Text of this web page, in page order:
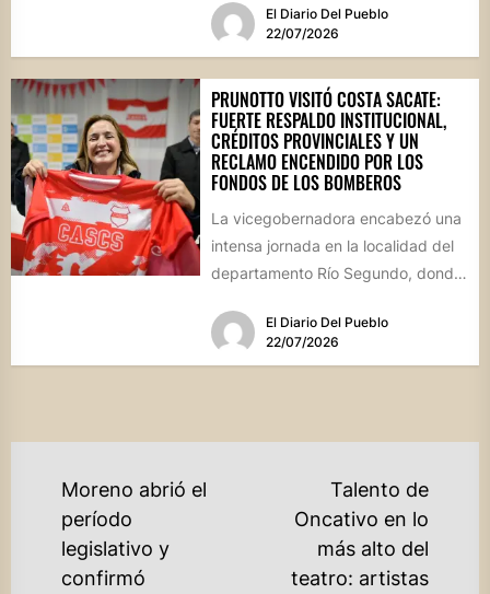
El Diario Del Pueblo
22/07/2026
PRUNOTTO VISITÓ COSTA SACATE:
FUERTE RESPALDO INSTITUCIONAL,
CRÉDITOS PROVINCIALES Y UN
RECLAMO ENCENDIDO POR LOS
FONDOS DE LOS BOMBEROS
La vicegobernadora encabezó una
intensa jornada en la localidad del
departamento Río Segundo, donde
Banco de...El Diario Del Pueblo
22/07/2026
NAVEGACIÓN
ENTRADAS
Moreno abrió el
período
legislativo y
confirmó
Talento de
Oncativo en lo
más alto del
teatro: artistas